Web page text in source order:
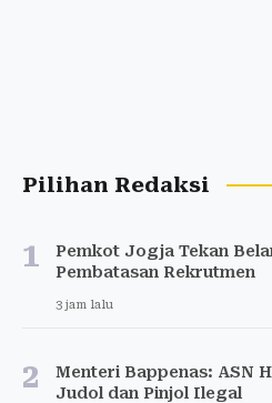
Pilihan Redaksi
1
Pemkot Jogja Tekan
Pembatasan Rekrutmen
3 jam lalu
2
Menteri Bappenas: ASN
Judol dan Pinjol Ilegal